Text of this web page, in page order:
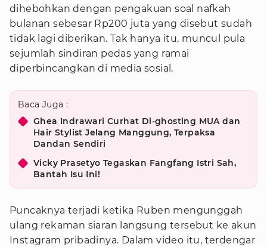
dihebohkan dengan pengakuan soal nafkah
bulanan sebesar Rp200 juta yang disebut sudah
tidak lagi diberikan. Tak hanya itu, muncul pula
sejumlah sindiran pedas yang ramai
diperbincangkan di media sosial.
Baca Juga :
Ghea Indrawari Curhat Di-ghosting MUA dan
Hair Stylist Jelang Manggung, Terpaksa
Dandan Sendiri
Vicky Prasetyo Tegaskan Fangfang Istri Sah,
Bantah Isu Ini!
Puncaknya terjadi ketika Ruben mengunggah
ulang rekaman siaran langsung tersebut ke akun
Instagram pribadinya. Dalam video itu, terdengar